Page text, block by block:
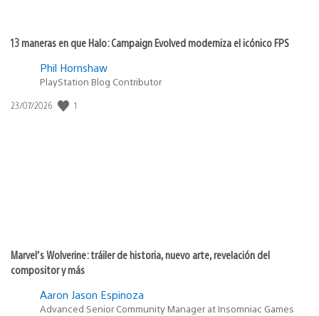
13 maneras en que Halo: Campaign Evolved moderniza el icónico FPS
Phil Hornshaw
PlayStation Blog Contributor
Fecha
23/07/2026 1
Marvel’s Wolverine: tráiler de historia, nuevo arte, revelación del
compositor y más
Aaron Jason Espinoza
Advanced Senior Community Manager at Insomniac Games